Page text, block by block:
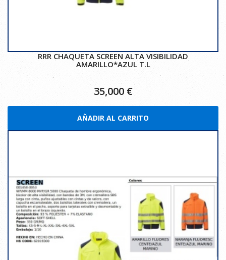
RRR CHAQUETA SCREEN ALTA VISIBILIDAD
AMARILLO*AZUL T.L
35,000 €
AÑADIR AL CARRITO